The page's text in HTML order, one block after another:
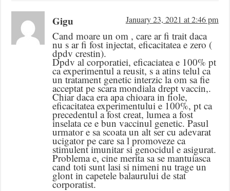
Gigu January 23, 2021 at 2:46 pm
Cand moare un om , care ar fi trait daca
nu s ar fi fost injectat, eficacitatea e zero (
dpdv crestin).
Dpdv al corporatiei, eficaciatea e 100% pt
ca experimentul a reusit, s a atins telul ca
un tratament genetic interzic la om sa fie
acceptat pe scara mondiala drept vaccin,.
Chiar daca era apa chioara in fiole,
eficacitatea experimentului e 100%, pt ca
precedentul a fost creat, lumea a fost
inselata ce e bun vaccinul genetic. Pasul
urmator e sa scoata un alt ser cu adevarat
ucigator pe care sa l promoveze ca
stimulent imunitar si genocidul e asigurat.
Problema e, cine merita sa se mantuiasca
cand toti sunt lasi si nimeni nu trage un
glont in capetele balaurului de stat
corporatist.